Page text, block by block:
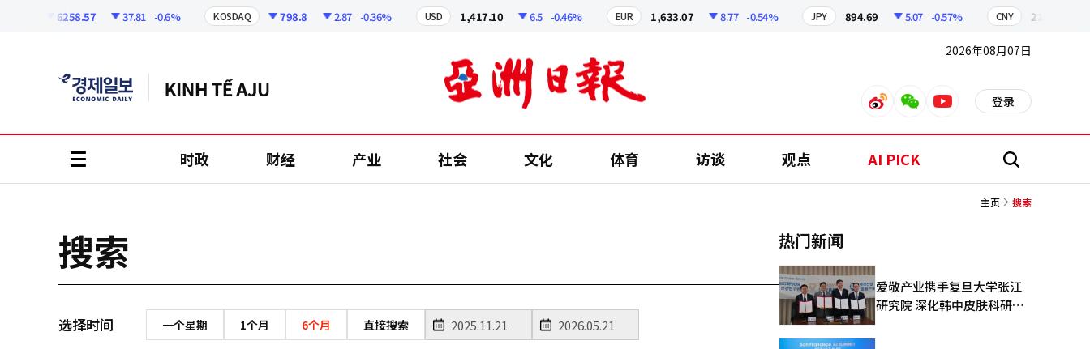
6258.57 37.81 -0.6% KOSDAQ 798.8 2.87 -0.36% USD 1,417.10 6.5 -0.46% EUR 1,633.07 8.77 -0.54% JPY 894.69 5.07 -0.57% CNY 210.04
2026年08月07日
weiboweixinyoutube 登录
时政 财经 产业 社会 文化 体育 访谈 观点 AI PICK 搜
主页 搜索
搜索
选择时间 一个星期 1个月 6个月 直接搜索
热门新闻
爱敬产业携手复旦大学张江
研究院 深化韩中皮肤科研合